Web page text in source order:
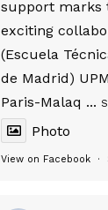
support marks
exciting
(Escuela
de Madrid)
Paris-Malaq ...
Photo
View on Facebook ·